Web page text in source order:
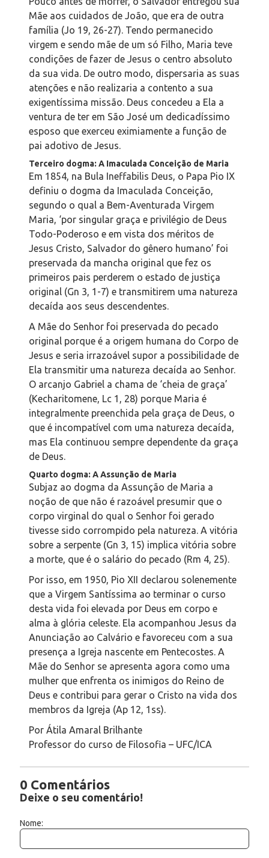
Mãe aos cuidados de João, que era de outra
família (Jo 19, 26-27). Tendo permanecido
virgem e sendo mãe de um só Filho, Maria teve
condições de fazer de Jesus o centro absoluto
da sua vida. De outro modo, dispersaria as suas
atenções e não realizaria a contento a sua
exigentíssima missão. Deus concedeu a Ela a
ventura de ter em São José um dedicadíssimo
esposo que exerceu eximiamente a função de
pai adotivo de Jesus.
Terceiro dogma: A Imaculada Conceição de Maria
Em 1854, na Bula Ineffabilis Deus, o Papa Pio IX
definiu o dogma da Imaculada Conceição,
segundo o qual a Bem-Aventurada Virgem
Maria, ‘por singular graça e privilégio de Deus
Todo-Poderoso e em vista dos méritos de
Jesus Cristo, Salvador do gênero humano’ foi
preservada da mancha original que fez os
primeiros pais perderem o estado de justiça
original (Gn 3, 1-7) e transmitirem uma natureza
decaída aos seus descendentes.
A Mãe do Senhor foi preservada do pecado
original porque é a origem humana do Corpo de
Jesus e seria irrazoável supor a possibilidade de
Ela transmitir uma natureza decaída ao Senhor.
O arcanjo Gabriel a chama de ‘cheia de graça’
(Kecharitomene, Lc 1, 28) porque Maria é
integralmente preenchida pela graça de Deus, o
que é incompatível com uma natureza decaída,
mas Ela continuou sempre dependente da graça
de Deus.
Quarto dogma: A Assunção de Maria
Subjaz ao dogma da Assunção de Maria a
noção de que não é razoável presumir que o
corpo virginal do qual o Senhor foi gerado
tivesse sido corrompido pela natureza. A vitória
sobre a serpente (Gn 3, 15) implica vitória sobre
a morte, que é o salário do pecado (Rm 4, 25).
Por isso, em 1950, Pio XII declarou solenemente
que a Virgem Santíssima ao terminar o curso
desta vida foi elevada por Deus em corpo e
alma à glória celeste. Ela acompanhou Jesus da
Anunciação ao Calvário e favoreceu com a sua
presença a Igreja nascente em Pentecostes. A
Mãe do Senhor se apresenta agora como uma
mulher que enfrenta os inimigos do Reino de
Deus e contribui para gerar o Cristo na vida dos
membros da Igreja (Ap 12, 1ss).
Por Átila Amaral Brilhante
Professor do curso de Filosofia – UFC/ICA
0 Comentários
Deixe o seu comentário!
Nome: